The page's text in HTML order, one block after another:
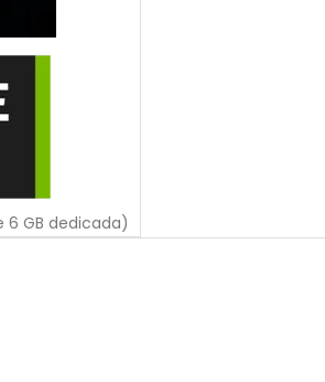
6 GB dedicada)